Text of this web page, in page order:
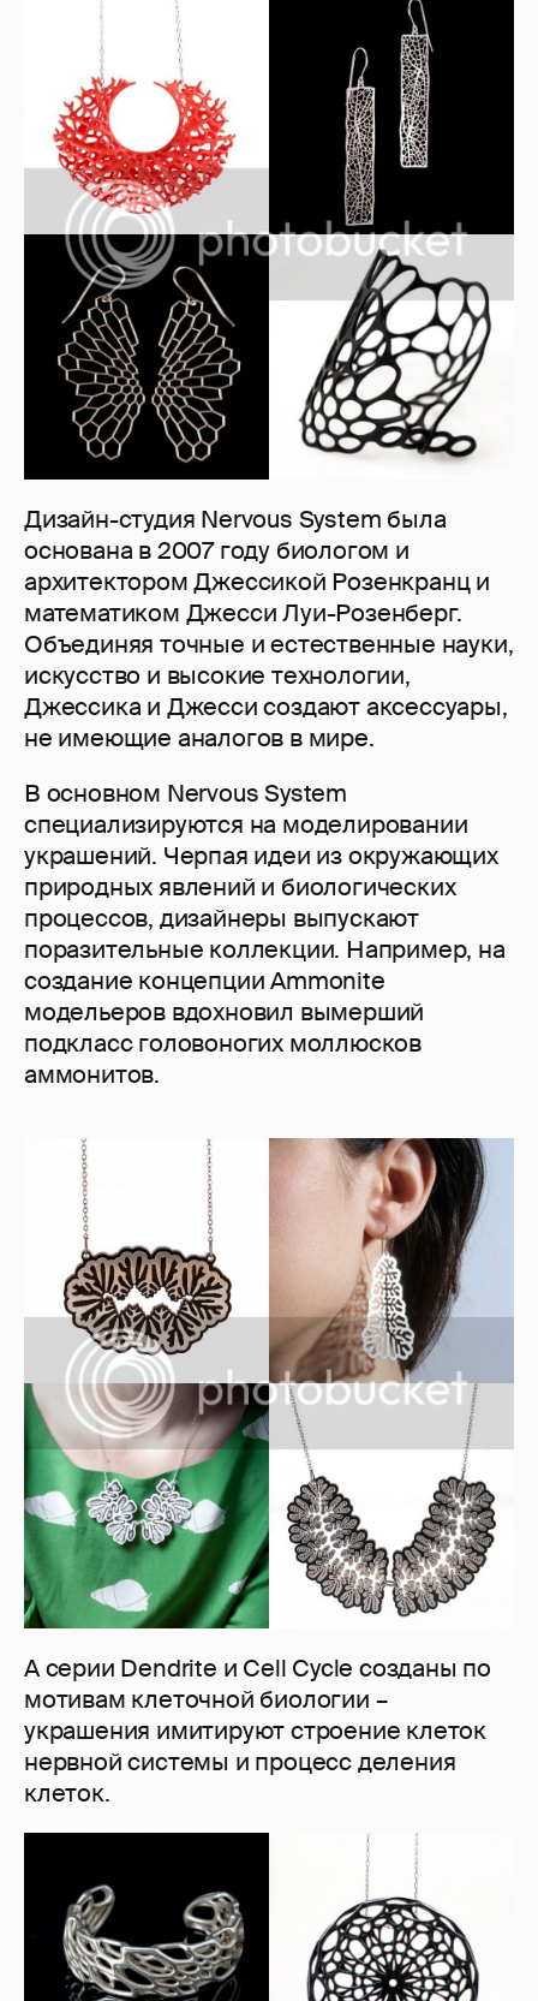
Дизайн-студия Nervous System была
основана в 2007 году биологом и
архитектором Джессикой Розенкранц и
математиком Джесси Луи-Розенберг.
Объединяя точные и естественные науки,
искусство и высокие технологии,
Джессика и Джесси создают аксессуары,
не имеющие аналогов в мире.
В основном Nervous System
специализируются на моделировании
украшений. Черпая идеи из окружающих
природных явлений и биологических
процессов, дизайнеры выпускают
поразительные коллекции. Например, на
создание концепции Ammonite
модельеров вдохновил вымерший
подкласс головоногих моллюсков
аммонитов.
А серии Dendrite и Cell Cycle созданы по
мотивам клеточной биологии –
украшения имитируют строение клеток
нервной системы и процесс деления
клеток.